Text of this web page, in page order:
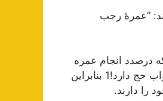
”عمرۀ رجب
درصدد انجام عمره
است، اگر می تواند سفر خود را در رجب بیندازد و عمرۀ رجبیه انجام دهد که اصلاً ثواب حج دارد!1 بنابراین
را دارند.